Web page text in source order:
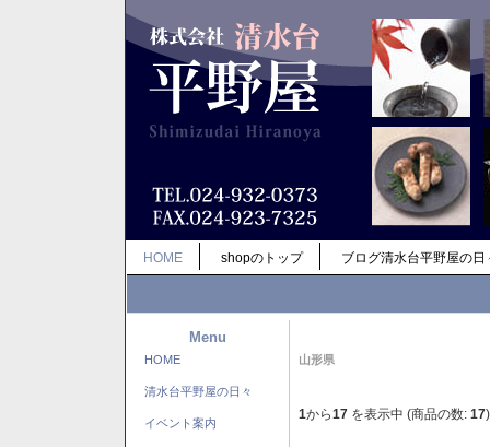
HOME shopのトップ ブログ清水台平野屋の日
Menu
HOME
清水台平野屋の日々
イベント案内
山形県
1から17 を表示中 (商品の数: 17)